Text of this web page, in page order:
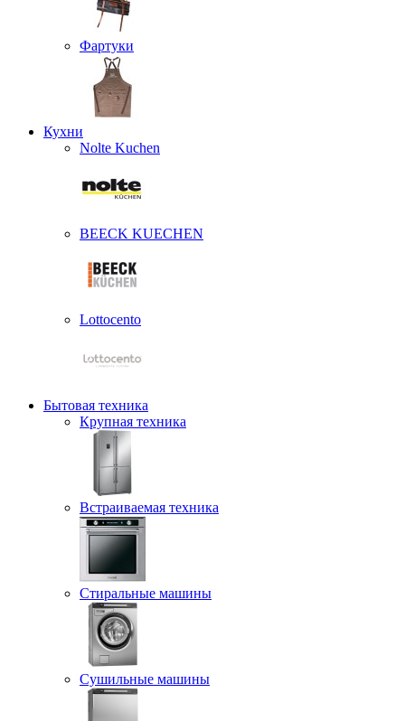
Фартуки
Кухни
Nolte Kuchen
BEECK KUECHEN
Lottocento
Бытовая техника
Крупная техника
Встраиваемая техника
Стиральные машины
Сушильные машины